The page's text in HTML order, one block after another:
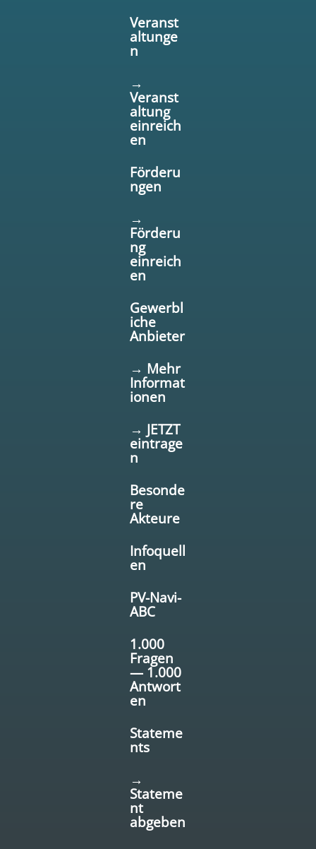
Veranst
altunge
n
→
Veranst
altung
einreich
en
Förderu
ngen
→
Förderu
ng
einreich
en
Gewerbl
iche
Anbieter
→ Mehr
Informat
ionen
→ JETZT
eintrage
n
Besonde
re
Akteure
Infoquell
en
PV-Navi-
ABC
1.000
Fragen
— 1.000
Antwort
en
Stateme
nts
→
Stateme
nt
abgeben